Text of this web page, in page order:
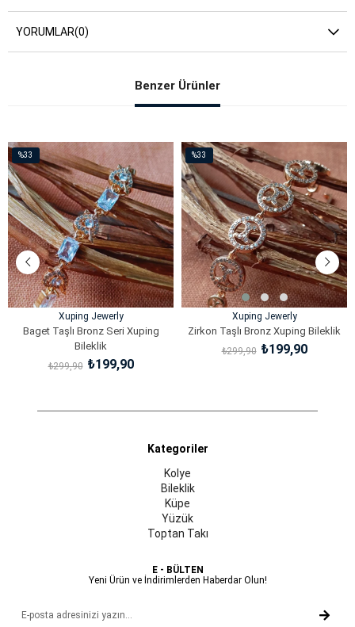
YORUMLAR(0)
Benzer Ürünler
%33
İndirim
%33İndirim
Xuping Jewerly
Baget Taşlı Bronz Seri Xuping
Bileklik
₺199,90
₺299,90
%33
İndirim
%33İndirim
Xuping Jewerly
Zirkon Taşlı Bronz Xuping Bileklik
₺199,90
₺299,90
Kategoriler
Kolye
Bileklik
Küpe
Yüzük
Toptan Takı
E - BÜLTEN
Yeni Ürün ve İndirimlerden Haberdar Olun!